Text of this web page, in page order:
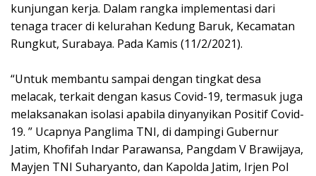
kunjungan kerja. Dalam rangka implementasi dari
tenaga tracer di kelurahan Kedung Baruk, Kecamatan
Rungkut, Surabaya. Pada Kamis (11/2/2021).
“Untuk membantu sampai dengan tingkat desa
melacak, terkait dengan kasus Covid-19, termasuk juga
melaksanakan isolasi apabila dinyanyikan Positif Covid-
19. ” Ucapnya Panglima TNI, di dampingi Gubernur
Jatim, Khofifah Indar Parawansa, Pangdam V Brawijaya,
Mayjen TNI Suharyanto, dan Kapolda Jatim, Irjen Pol